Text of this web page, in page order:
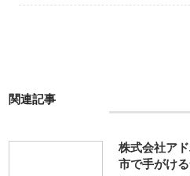
関連記事
株式会社ア
市で手がけ